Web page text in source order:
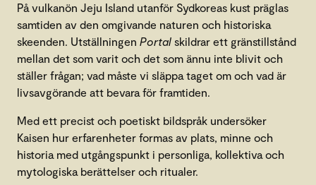
På vulkanön Jeju Island utanför Sydkoreas kust präglas
samtiden av den omgivande naturen och historiska
skeenden. Utställningen Portal skildrar ett gränstillstånd
mellan det som varit och det som ännu inte blivit och
ställer frågan; vad måste vi släppa taget om och vad är
livsavgörande att bevara för framtiden.
Med ett precist och poetiskt bildspråk undersöker
Kaisen hur erfarenheter formas av plats, minne och
historia med utgångspunkt i personliga, kollektiva och
mytologiska berättelser och ritualer.